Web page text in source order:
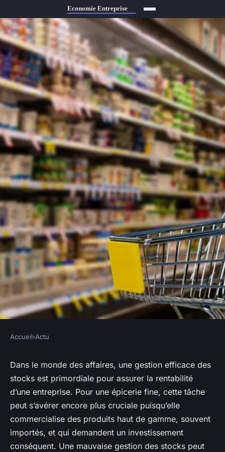
En quoi une bonne gestion des
stocks peut-elle impacter la
rentabilité d'une épicerie fine
?
18 octobre 2024
Accueil›Actu
Dans le monde des affaires, une gestion efficace des
stocks est primordiale pour assurer la rentabilité
d’une entreprise. Pour une épicerie fine, cette tâche
peut s’avérer encore plus cruciale puisqu’elle
commercialise des produits haut de gamme, souvent
importés, et qui demandent un investissement
conséquent. Une mauvaise gestion des stocks peut